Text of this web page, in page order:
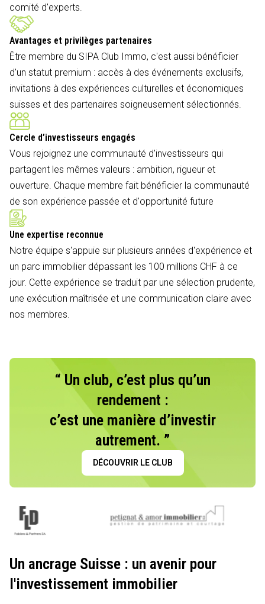
comité d'experts.
Avantages et privilèges partenaires
Être membre du SIPA Club Immo, c'est aussi bénéficier
d'un statut premium : accès à des événements exclusifs,
invitations à des expériences culturelles et économiques
suisses et des partenaires soigneusement sélectionnés.
Cercle d’investisseurs engagés
Vous rejoignez une communauté d'investisseurs qui
partagent les mêmes valeurs : ambition, rigueur et
ouverture. Chaque membre fait bénéficier la communauté
de son expérience passée et d'opportunité future
Une expertise reconnue
Notre équipe s'appuie sur plusieurs années d'expérience et
un parc immobilier dépassant les 100 millions CHF à ce
jour. Cette expérience se traduit par une sélection prudente,
une exécution maîtrisée et une communication claire avec
nos membres.
“ Un club, c’est plus qu’un
rendement :
c’est une manière d’investir
autrement. ”
DÉCOUVRIR LE CLUB
Un ancrage Suisse : un avenir pour
l'investissement immobilier